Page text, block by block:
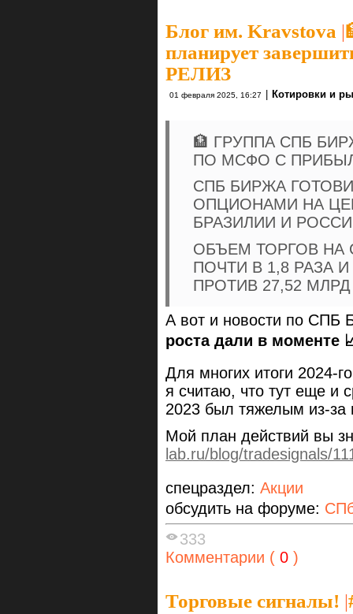
Блог им. Kravstova |
планирует
РЕЛИЗ
01 февраля 2025, 16:27 Котировки и
🏦 ГРУППА СПБ
ПО МСФО С
СПБ БИРЖА
ОПЦИОНАМИ НА
БРАЗИЛИИ И
ОБЪЕМ ТОРГОВ НА
ПОЧТИ В 1,8 РАЗА
ПРОТИВ 27,52
А вот и новости по
роста дали в моменте
Для многих итоги 2024-
я считаю, что тут еще и
2023 был тяжелым из-
Мой план действий вы
lab.ru/blog/tradesignals/
спецраздел: Акции
обсудить на форуме:
333
Комментарии ( 0 )
Торговые сигналы! |